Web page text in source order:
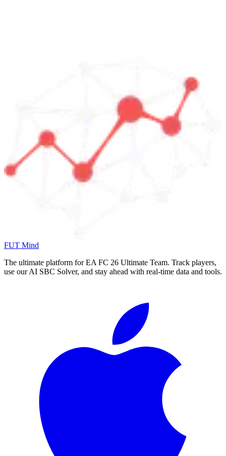
FUT Mind
The ultimate platform for EA FC 26 Ultimate Team. Track players,
use our AI SBC Solver, and stay ahead with real-time data and tools.